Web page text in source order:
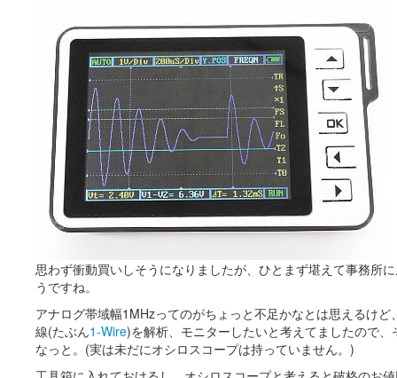
思わず衝動買いしそうになりましたが、ひとまず堪えて事務所
うですね。
アナログ帯域幅1MHzってのがちょっと不足かなとは思えるけ
線(たぶん1-Wire)を解析、モニターしたいと考えてましたので
なっと。(実は未だにオシロスコープは持っていません。)